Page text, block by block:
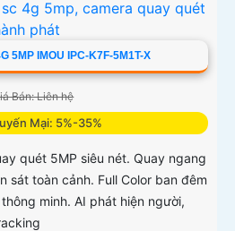
5MP IMOU IPC-K7F-5M1T-X
Bán: Liên hệ
Mại: 5%-35%
quét 5MP siêu nét. Quay ngang
sát toàn cảnh. Full Color ban đêm
minh. AI phát hiện người,